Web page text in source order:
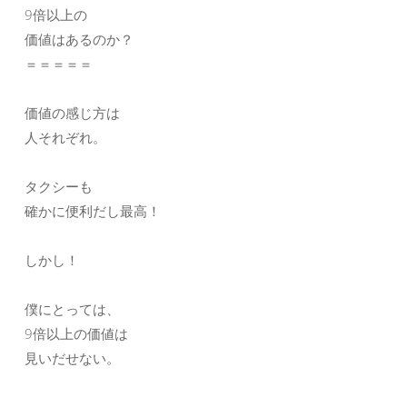
9倍以上の
価値はあるのか？
＝＝＝＝＝
価値の感じ方は
人それぞれ。
タクシーも
確かに便利だし最高！
しかし！
僕にとっては、
9倍以上の価値は
見いだせない。